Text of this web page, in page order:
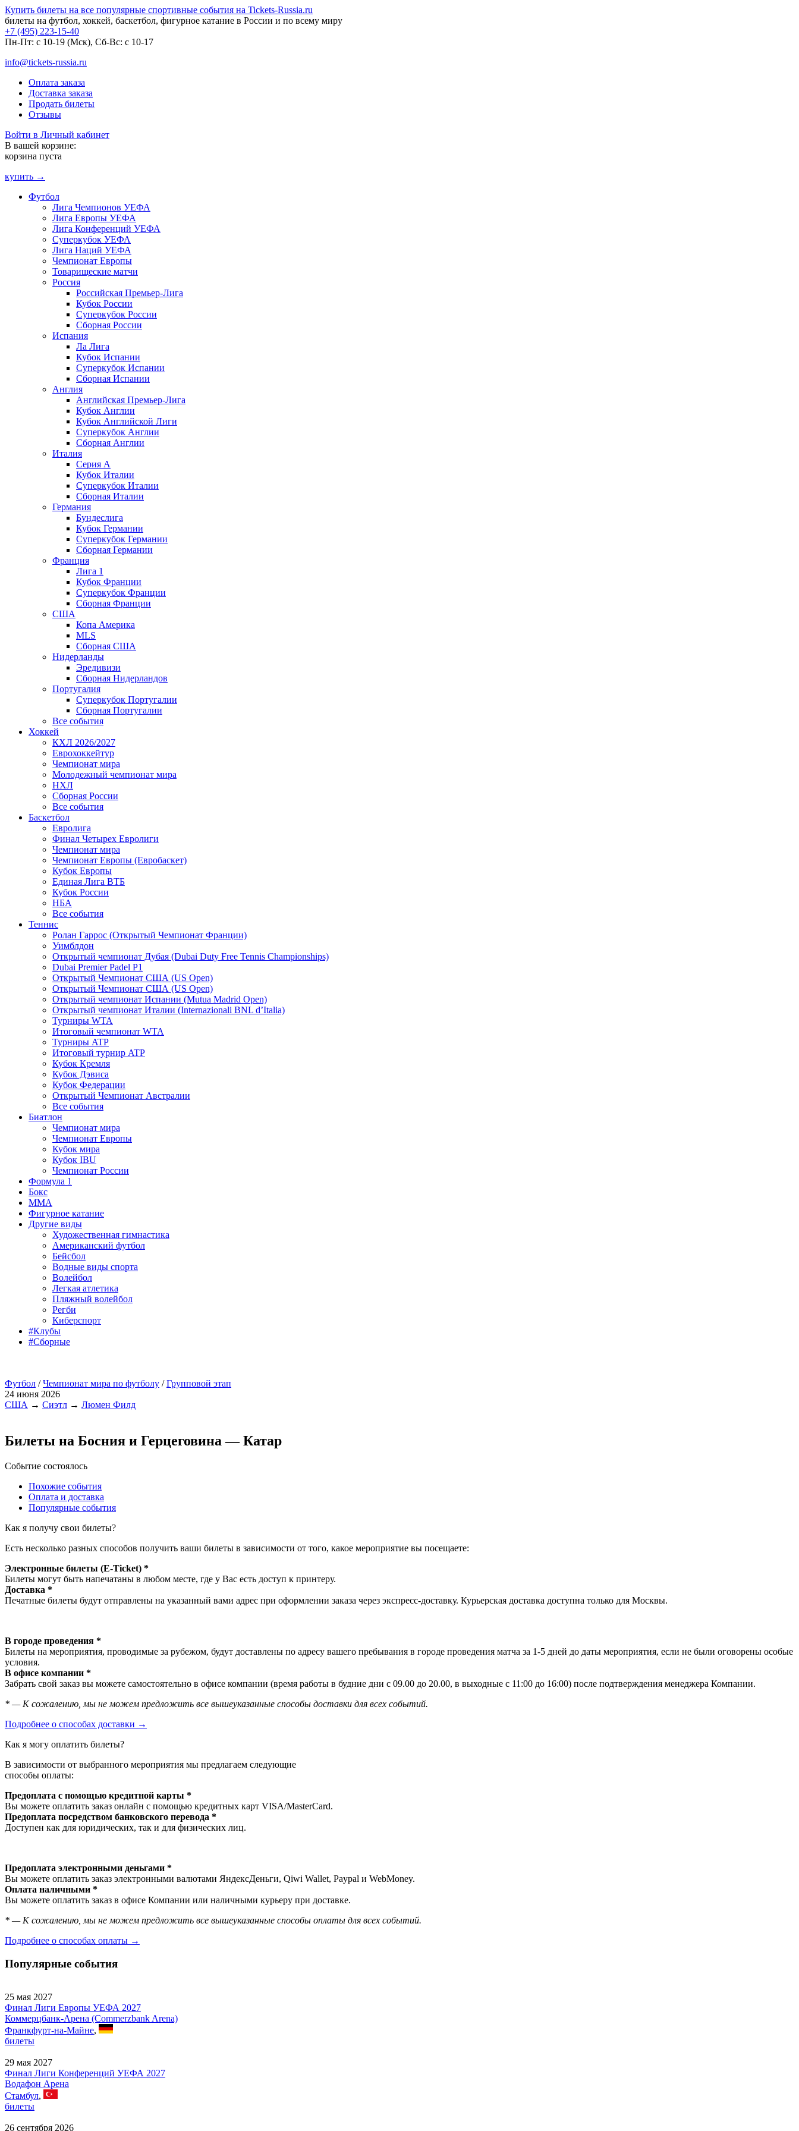
Купить билеты на все популярные спортивные события на Tickets-Russia.ru
билеты на футбол, хоккей, баскетбол, фигурное катание в России и по всему миру
+7 (495) 223-15-40
Пн-Пт: c 10-19 (Мск), Сб-Вс: с 10-17
info@tickets-russia.ru
Оплата заказа
Доставка заказа
Продать билеты
Отзывы
Войти в Личный кабинет
В вашей корзине:
корзина пуста
купить →
Футбол
Лига Чемпионов УЕФА
Лига Европы УЕФА
Лига Конференций УЕФА
Суперкубок УЕФА
Лига Наций УЕФА
Чемпионат Европы
Товарищеские матчи
Россия
Российская Премьер-Лига
Кубок России
Суперкубок России
Сборная России
Испания
Ла Лига
Кубок Испании
Суперкубок Испании
Сборная Испании
Англия
Английская Премьер-Лига
Кубок Англии
Кубок Английской Лиги
Суперкубок Англии
Сборная Англии
Италия
Серия А
Кубок Италии
Суперкубок Италии
Сборная Италии
Германия
Бундеслига
Кубок Германии
Суперкубок Германии
Сборная Германии
Франция
Лига 1
Кубок Франции
Суперкубок Франции
Сборная Франции
США
Копа Америка
MLS
Сборная США
Нидерланды
Эредивизи
Сборная Нидерландов
Португалия
Суперкубок Португалии
Сборная Португалии
Все события
Хоккей
КХЛ 2026/2027
Еврохоккейтур
Чемпионат мира
Молодежный чемпионат мира
НХЛ
Сборная России
Все события
Баскетбол
Евролига
Финал Четырех Евролиги
Чемпионат мира
Чемпионат Европы (Евробаскет)
Кубок Европы
Единая Лига ВТБ
Кубок России
НБА
Все события
Теннис
Ролан Гаррос (Открытый Чемпионат Франции)
Уимблдон
Открытый чемпионат Дубая (Dubai Duty Free Tennis Championships)
Dubai Premier Padel P1
Открытый Чемпионат США (US Open)
Открытый Чемпионат США (US Open)
Открытый чемпионат Испании (Mutua Madrid Open)
Открытый чемпионат Италии (Internazionali BNL d’Italia)
Турниры WTA
Итоговый чемпионат WTA
Турниры ATP
Итоговый турнир ATP
Кубок Кремля
Кубок Дэвиса
Кубок Федерации
Открытый Чемпионат Австралии
Все события
Биатлон
Чемпионат мира
Чемпионат Европы
Кубок мира
Кубок IBU
Чемпионат России
Формула 1
Бокс
MMA
Фигурное катание
Другие виды
Художественная гимнастика
Американский футбол
Бейсбол
Водные виды спорта
Волейбол
Легкая атлетика
Пляжный волейбол
Регби
Киберспорт
#Клубы
#Сборные
Футбол /Чемпионат мира по футболу /Групповой этап
24 июня 2026
США → Сиэтл → Люмен Филд
Билеты на Босния и Герцеговина — Катар
Событие состоялось
Похожие события
Оплата и доставка
Популярные события
Как я получу свои билеты?
Есть несколько разных способов получить ваши билеты в зависимости от того, какое мероприятие вы посещаете:
Электронные билеты (E-Ticket) *
Билеты могут быть напечатаны в любом месте, где у Вас есть доступ к принтеру.
Доставка *
Печатные билеты будут отправлены на указанный вами адрес при оформлении заказа через экспресс-доставку. Курьерская доставка доступна только для Москвы.
В городе проведения *
Билеты на мероприятия, проводимые за рубежом, будут доставлены по адресу вашего пребывания в городе проведения матча за 1-5 дней до даты мероприятия, если не были оговорены особые
условия.
В офисе компании *
Забрать свой заказ вы можете самостоятельно в офисе компании (время работы в будние дни с 09.00 до 20.00, в выходные с 11:00 до 16:00) после подтверждения менеджера Компании.
* — К сожалению, мы не можем предложить все вышеуказанные способы доставки для всех событий.
Подробнее о способах доставки →
Как я могу оплатить билеты?
В зависимости от выбранного мероприятия мы предлагаем следующие
способы оплаты:
Предоплата с помощью кредитной карты *
Вы можете оплатить заказ онлайн с помощью кредитных карт VISA/MasterСard.
Предоплата посредством банковского перевода *
Доступен как для юридических, так и для физических лиц.
Предоплата электронными деньгами *
Вы можете оплатить заказ электронными валютами ЯндексДеньги, Qiwi Wallet, Paypal и WebMoney.
Оплата наличными *
Вы можете оплатить заказ в офисе Компании или наличными курьеру при доставке.
* — К сожалению, мы не можем предложить все вышеуказанные способы оплаты для всех событий.
Подробнее о способах оплаты →
Популярные события
25 мая 2027
Финал Лиги Европы УЕФА 2027
Коммерцбанк-Арена (Commerzbank Arena)
Франкфурт-на-Майне,
билеты
29 мая 2027
Финал Лиги Конференций УЕФА 2027
Водафон Арена
Стамбул,
билеты
26 сентября 2026